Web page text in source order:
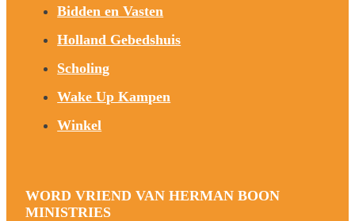
Bidden en Vasten
Holland Gebedshuis
Scholing
Wake Up Kampen
Winkel
WORD VRIEND VAN HERMAN BOON
MINISTRIES